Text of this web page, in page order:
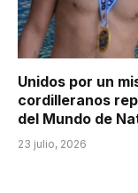
Unidos por un
cordilleranos
del Mundo de
23 julio, 2026